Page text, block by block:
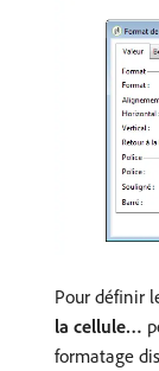
Pour définir
la cellule…
formatage